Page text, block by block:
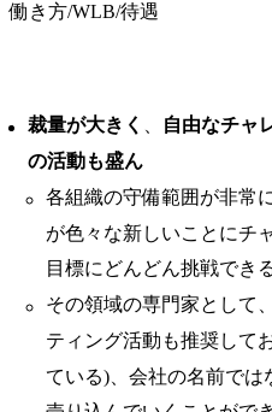
働き方/WLB/待遇
裁量が大きく 自由なチャ
の活動も盛ん
各組織の守備範囲が非常
が色々な新しいことにチ
目標にどんどん挑戦でき
その領域の専門家として
ティング活動も推奨して
ている)、会社の名前では